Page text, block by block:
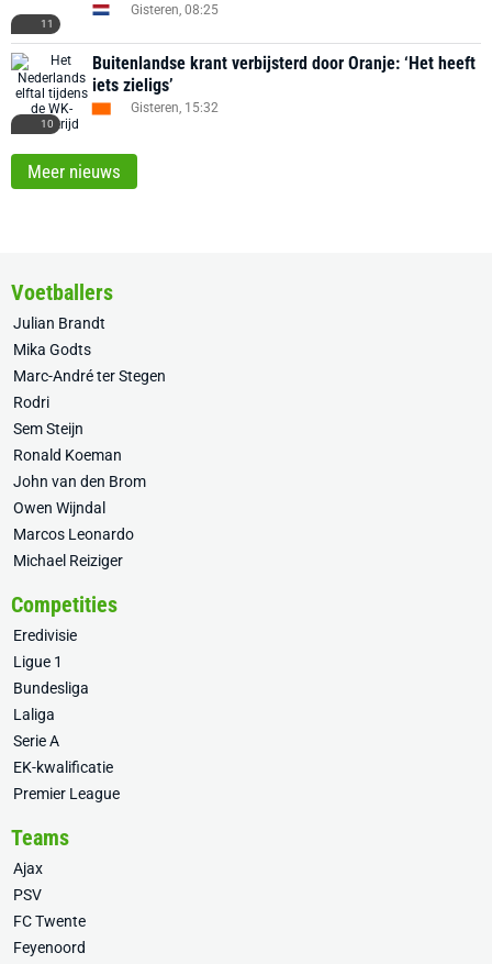
11
Gisteren, 08:25
10
Buitenlandse krant verbijsterd door Oranje: ‘Het heeft
iets zieligs’
Gisteren, 15:32
Meer nieuws
Voetballers
Julian Brandt
Mika Godts
Marc-André ter Stegen
Rodri
Sem Steijn
Ronald Koeman
John van den Brom
Owen Wijndal
Marcos Leonardo
Michael Reiziger
Competities
Eredivisie
Ligue 1
Bundesliga
Laliga
Serie A
EK-kwalificatie
Premier League
Teams
Ajax
PSV
FC Twente
Feyenoord